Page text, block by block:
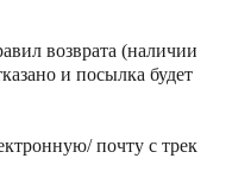
возврата (наличии
и посылка будет
почту с трек